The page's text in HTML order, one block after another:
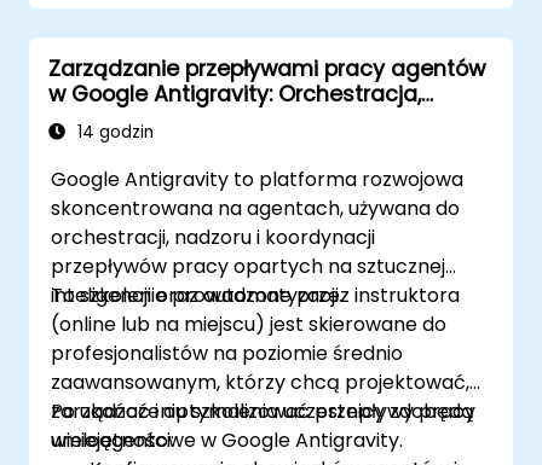
Zarządzanie przepływami pracy agentów
w Google Antigravity: Orchestracja,
planowanie i artefakty
14 godzin
Google Antigravity to platforma rozwojowa
skoncentrowana na agentach, używana do
orchestracji, nadzoru i koordynacji
przepływów pracy opartych na sztucznej
inteligencji oraz automatyzacji.
To szkolenie prowadzone przez instruktora
(online lub na miejscu) jest skierowane do
profesjonalistów na poziomie średnio
zaawansowanym, którzy chcą projektować,
zarządzać i optymalizować przepływy pracy
wieloagentowe w Google Antigravity.
Po ukończeniu szkolenia uczestnicy zdobędą
umiejętności: